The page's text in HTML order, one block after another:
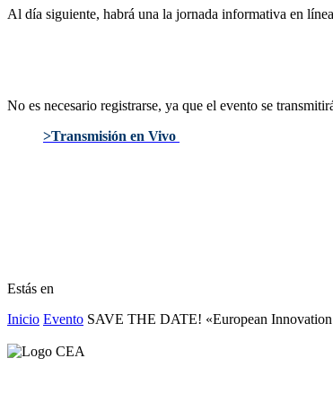
Al día siguiente, habrá una la jornada informativa en
No es necesario registrarse, ya que el evento se
>Transmisión en Vivo
Estás en
Inicio Evento SAVE THE DATE! «European